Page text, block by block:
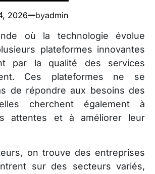
2026 byadmin
où la technologie évolue
plateformes innovantes
par la qualité des services
Ces plateformes ne se
de répondre aux besoins des
cherchent également à
attentes et à améliorer leur
on trouve des entreprises
sur des secteurs variés,